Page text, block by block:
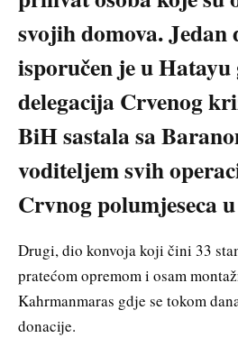
svojih domova. Jedan
isporučen je u Hatayu
delegacija Crvenog
BiH sastala sa
voditeljem svih
Crvnog polumjeseca
Drugi, dio konvoja koji čini 33
pratećom opremom i osam
Kahrmanmaras gdje se tokom
donacije.